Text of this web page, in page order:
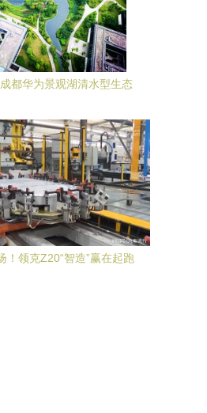
都华为景观湖清水型生态
！领克Z20“智造”赢在起跑